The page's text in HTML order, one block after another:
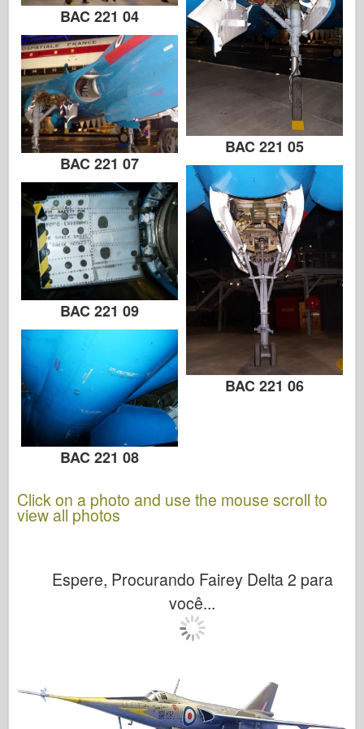
BAC 221 04
BAC 221 05
BAC 221 07
BAC 221 06
BAC 221 09
BAC 221 08
Click on a photo and use the mouse scroll to
view all photos
Espere, Procurando Fairey Delta 2 para
você...